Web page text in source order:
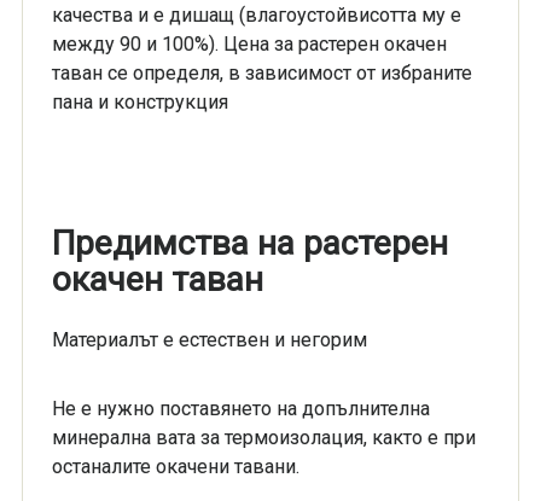
качества и е дишащ (влагоустойвисотта му е
между 90 и 100%). Цена за растерен окачен
таван се определя, в зависимост от избраните
пана и конструкция
Предимства на растерен
окачен таван
Материалът е естествен и негорим
Не е нужно поставянето на допълнителна
минерална вата за термоизолация, както е при
останалите окачени тавани.